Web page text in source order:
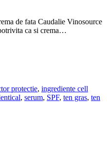
de fata Caudalie Vinosource
ca si crema…
protectie, ingrediente cell
, serum, SPF, ten gras, ten